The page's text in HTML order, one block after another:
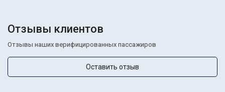
Отзывы клиентов
Отзывы наших верифицированных пассажиров
Оставить отзыв